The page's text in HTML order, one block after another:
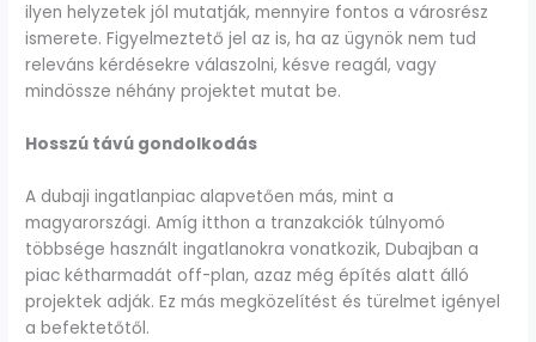
ilyen helyzetek jól mutatják, mennyire fontos a városrész
ismerete. Figyelmeztető jel az is, ha az ügynök nem tud
releváns kérdésekre válaszolni, késve reagál, vagy
mindössze néhány projektet mutat be.
Hosszú távú gondolkodás
A dubaji ingatlanpiac alapvetően más, mint a
magyarországi. Amíg itthon a tranzakciók túlnyomó
többsége használt ingatlanokra vonatkozik, Dubajban a
piac kétharmadát off-plan, azaz még építés alatt álló
projektek adják. Ez más megközelítést és türelmet igényel
a befektetőtől.